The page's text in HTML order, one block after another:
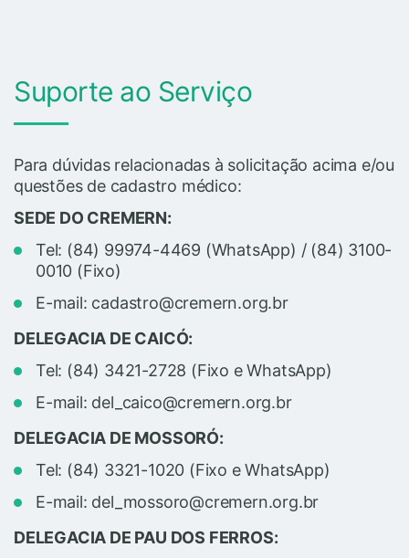
Suporte ao Serviço
Para dúvidas relacionadas à solicitação acima e/ou
questões de cadastro médico:
SEDE DO CREMERN:
Tel: (84) 99974-4469 (WhatsApp) / (84) 3100-
0010 (Fixo)
E-mail: cadastro@cremern.org.br
DELEGACIA DE CAICÓ:
Tel: (84) 3421-2728 (Fixo e WhatsApp)
E-mail: del_caico@cremern.org.br
DELEGACIA DE MOSSORÓ:
Tel: (84) 3321-1020 (Fixo e WhatsApp)
E-mail: del_mossoro@cremern.org.br
DELEGACIA DE PAU DOS FERROS: